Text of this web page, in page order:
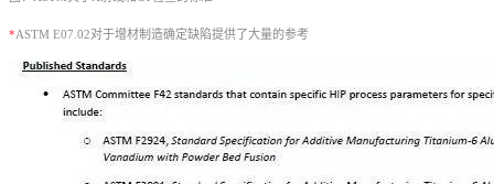
*ASTM E07.02对于增材制造确定缺陷提供了大量的参考